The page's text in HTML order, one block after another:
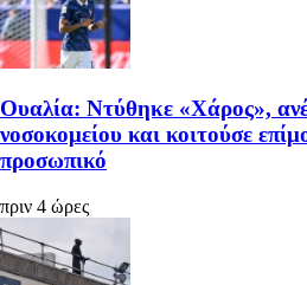
Ουαλία: Ντύθηκε «Χάρος»,
νοσοκομείου και κοιτούσε
προσωπικό
πριν 4 ώρες